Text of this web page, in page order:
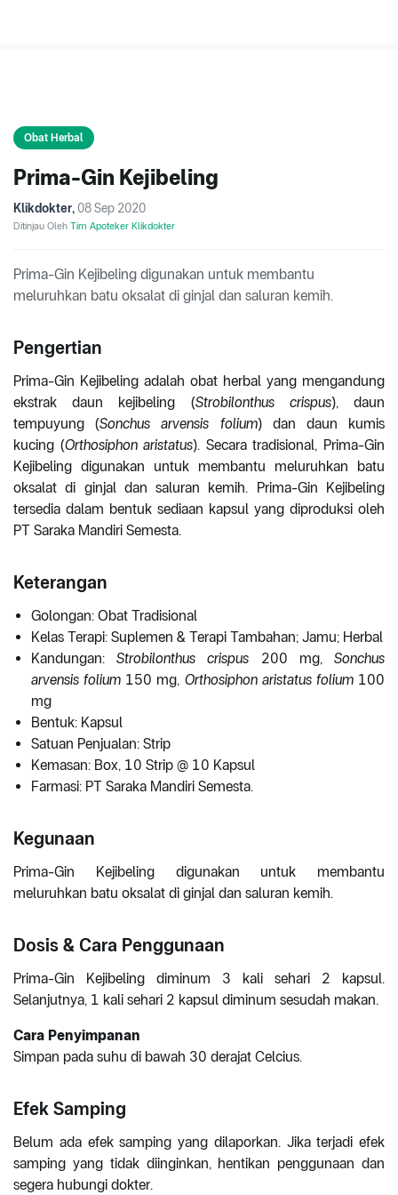
Obat Herbal
Prima-Gin Kejibeling
Klikdokter, 08 Sep 2020
Ditinjau Oleh Tim Apoteker Klikdokter
Prima-Gin Kejibeling digunakan untuk membantu
meluruhkan batu oksalat di ginjal dan saluran kemih.
Pengertian
Prima-Gin Kejibeling adalah obat herbal yang mengandung
ekstrak daun kejibeling (Strobilonthus crispus), daun
tempuyung (Sonchus arvensis folium) dan daun kumis
kucing (Orthosiphon aristatus). Secara tradisional, Prima-Gin
Kejibeling digunakan untuk membantu meluruhkan batu
oksalat di ginjal dan saluran kemih. Prima-Gin Kejibeling
tersedia dalam bentuk sediaan kapsul yang diproduksi oleh
PT Saraka Mandiri Semesta.
Keterangan
Golongan: Obat Tradisional
Kelas Terapi: Suplemen & Terapi Tambahan; Jamu; Herbal
Kandungan: Strobilonthus crispus 200 mg,Sonchus
arvensis folium 150 mg, Orthosiphon aristatus folium100
mg
Bentuk: Kapsul
Satuan Penjualan: Strip
Kemasan: Box, 10 Strip @ 10 Kapsul
Farmasi: PT Saraka Mandiri Semesta.
Kegunaan
Prima-Gin Kejibeling digunakan untuk membantu
meluruhkan batu oksalat di ginjal dan saluran kemih.
Dosis & Cara Penggunaan
Prima-Gin Kejibeling diminum 3 kali sehari 2 kapsul.
Selanjutnya, 1 kali sehari 2 kapsul diminum sesudah makan.
Cara Penyimpanan
Simpan pada suhu di bawah 30 derajat Celcius.
Efek Samping
Belum ada efek samping yang dilaporkan. Jika terjadi efek
samping yang tidak diinginkan, hentikan penggunaan dan
segera hubungi dokter.